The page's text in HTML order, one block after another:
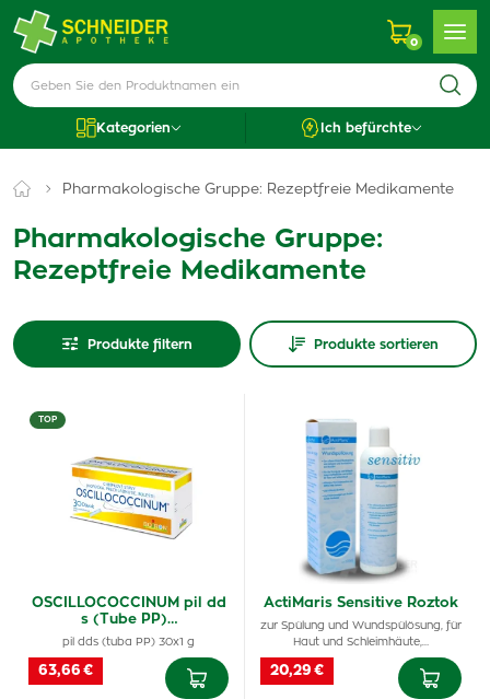
0
Kategorien Ich befürchte
Pharmakologische Gruppe: Rezeptfreie Medikamente
Pharmakologische Gruppe:
Rezeptfreie Medikamente
Produkte filtern Produkte sortieren
TOP
OSCILLOCOCCINUM pil dd
s (Tube PP)…
pil dds (tuba PP) 30x1 g
63,66 €
ActiMaris Sensitive Roztok
zur Spülung und Wundspülösung, für
Haut und Schleimhäute,…
20,29 €